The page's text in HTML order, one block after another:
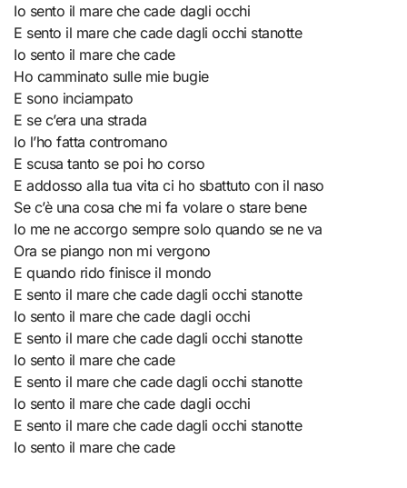
Io sento il mare che cade dagli occhi
E sento il mare che cade dagli occhi stanotte
Io sento il mare che cade
Ho camminato sulle mie bugie
E sono inciampato
E se c’era una strada
Io l’ho fatta contromano
E scusa tanto se poi ho corso
E addosso alla tua vita ci ho sbattuto con il naso
Se c’è una cosa che mi fa volare o stare bene
Io me ne accorgo sempre solo quando se ne va
Ora se piango non mi vergono
E quando rido finisce il mondo
E sento il mare che cade dagli occhi stanotte
Io sento il mare che cade dagli occhi
E sento il mare che cade dagli occhi stanotte
Io sento il mare che cade
E sento il mare che cade dagli occhi stanotte
Io sento il mare che cade dagli occhi
E sento il mare che cade dagli occhi stanotte
Io sento il mare che cade